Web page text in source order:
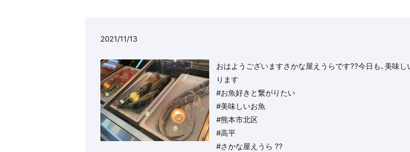
2021/11/13
おはようございますさかな屋えうらです??今日も､美味し
ります
#お魚好きと繋がりたい
#美味しいお魚
#熊本市北区
#高平
#さかな屋えうら ??